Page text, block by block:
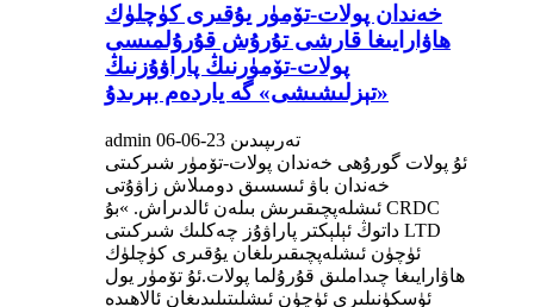
خەندان پولات-تۆمۈر يۇقىرى كۈچلۈك
ھاۋارايىغا قارشى تۇرۇش قۇرۇلمىسى
پولات-تۆمۈرنىڭ پاراۋۇزنىڭ
«تېزلىشىشى» گە ياردەم بېرىدۇ
admin تەرىپىدىن 23-06-06
ئۇ پولات گورۇھى خەندان پولات-تۆمۈر شىركىتى
خەندان باۋ ئىسسىق دومىلاش زاۋۇتى
ئىشلەپچىقىرىش بىلەن ئالدىراش. »بۇ CRDC
داتوڭ ئېلېكتر پاراۋۇز چەكلىك شىركىتى LTD
ئۈچۈن ئىشلەپچىقىرىلغان يۇقىرى كۈچلۈك
ھاۋارايىغا چىداملىق قۇرۇلما پولات.ئۇ تۆمۈر يول
ئۈسكۈنىلىرى ئۈچۈن ئىشلىتىلىدىغان ئالاھىدە